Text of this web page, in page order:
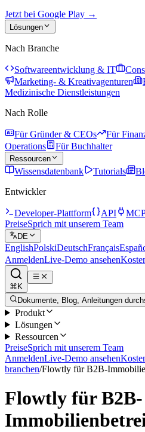
Jetzt bei Google Play →
Lösungen
Nach Branche
Softwareentwicklung & IT
Marketing- & Kreativagenturen
Medizinische Dienstleistungen
Nach Rolle
Für Gründer & CEOs Für
Operations
Für Buchhalter
Ressourcen
Wissensdatenbank Tutorials
Entwickler
Developer-Plattform API
PreiseSprich mit unserem Team
DE
EnglishPolskiDeutschFrançais
AnmeldenLive-Demo ansehen
⌘K
Dokumente, Blog, Anleitungen
Produkt
Lösungen
Ressourcen
PreiseSprich mit unserem Team
AnmeldenLive-Demo ansehen
branchen/Flowtly für B2B-
Flowtly für B2B-